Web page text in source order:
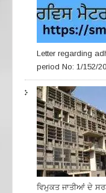
Letter regarding
period No: 1/152/
ਵਿਮੁਕਤ ਜਾਤੀਆਂ ਦੇ